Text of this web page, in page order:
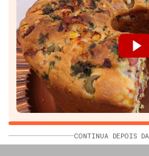
CONTINUA DEPOIS